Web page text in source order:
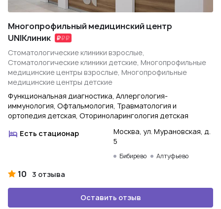
Многопрофильный медицинский центр
UNIКлиник
Стоматологические клиники взрослые,
Стоматологические клиники детские, Многопрофильные
медицинские центры взрослые, Многопрофильные
медицинские центры детские
Функциональная диагностика, Аллергология-
иммунология, Офтальмология, Травматология и
ортопедия детская, Оториноларингология детская
Есть стационар
Москва, ул. Мурановская, д.
5
Бибирево Алтуфьево
10 3 отзыва
Оставить отзыв